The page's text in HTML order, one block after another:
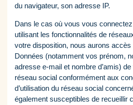
du navigateur, son adresse IP.
Dans le cas où vous vous
utilisant les fonctionnalités de
votre disposition, nous aurons
Données (notamment vos prénom,
adresse e-mail et nombre d’amis)
réseau social conformément aux
d’utilisation du réseau social
également susceptibles de recueillir